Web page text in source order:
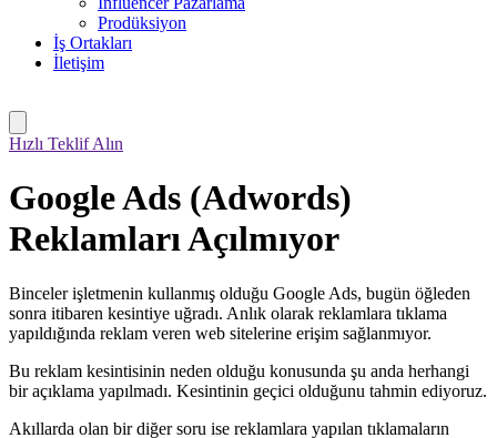
Prodüksiyon
İş Ortakları
İletişim
Hızlı Teklif Alın
Google Ads (Adwords)
Reklamları Açılmıyor
Binceler işletmenin kullanmış olduğu Google Ads, bugün öğleden
sonra itibaren kesintiye uğradı. Anlık olarak reklamlara tıklama
yapıldığında reklam veren web sitelerine erişim sağlanmıyor.
Bu reklam kesintisinin neden olduğu konusunda şu anda herhangi
bir açıklama yapılmadı. Kesintinin geçici olduğunu tahmin ediyoruz.
Akıllarda olan bir diğer soru ise reklamlara yapılan tıklamaların